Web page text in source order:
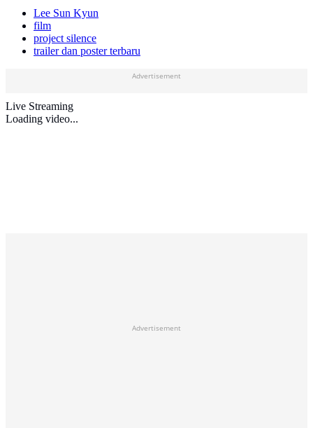
Lee Sun Kyun
film
project silence
trailer dan poster terbaru
Advertisement
Live Streaming
Loading video...
Advertisement